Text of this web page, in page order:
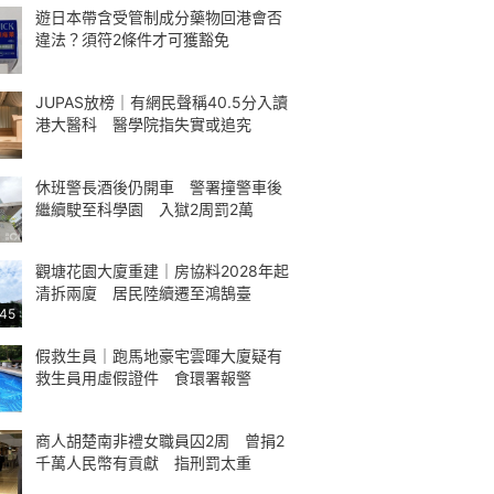
遊日本帶含受管制成分藥物回港會否
違法？須符2條件才可獲豁免
JUPAS放榜｜有網民聲稱40.5分入讀
港大醫科 醫學院指失實或追究
休班警長酒後仍開車 警署撞警車後
繼續駛至科學園 入獄2周罰2萬
觀塘花園大廈重建｜房協料2028年起
清拆兩廈 居民陸續遷至鴻鵠臺
假救生員｜跑馬地豪宅雲暉大廈疑有
救生員用虛假證件 食環署報警
商人胡楚南非禮女職員囚2周 曾捐2
千萬人民幣有貢獻 指刑罰太重